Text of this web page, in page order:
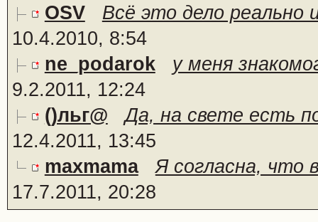
OSV
Всё это дело реально
10.4.2010, 8:54
ne_podarok
у меня
9.2.2011, 12:24
()льг@
Да, на свете есть
12.4.2011, 13:45
maxmama
Я согласна, что
17.7.2011, 20:28